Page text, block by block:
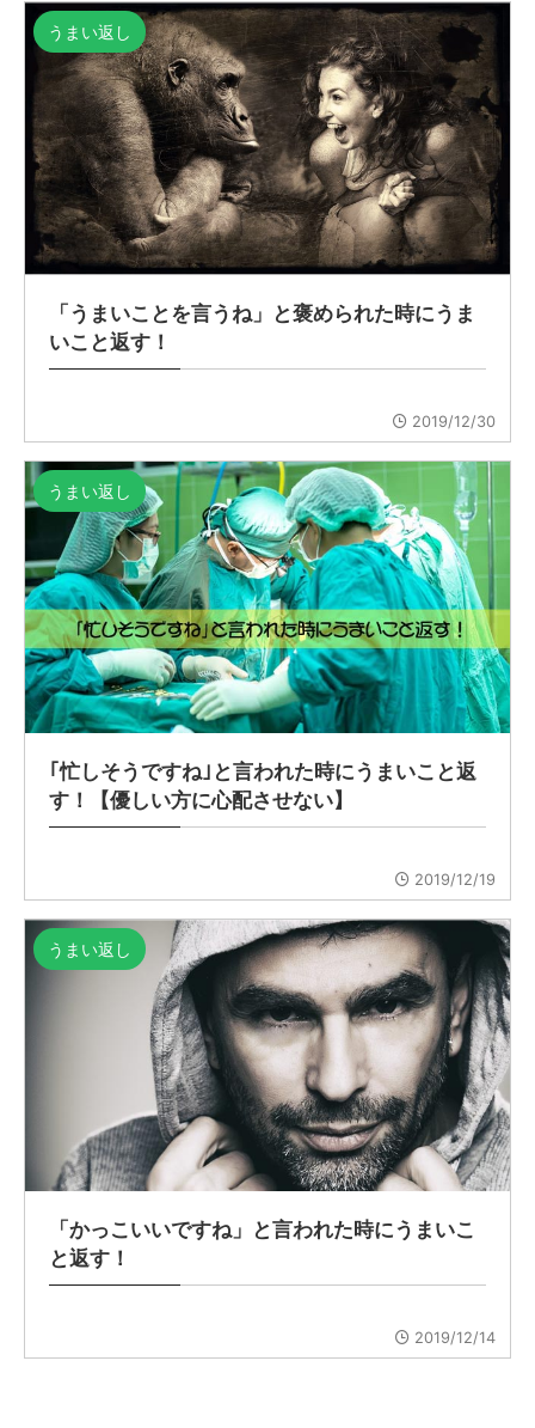
うまい返し
「うまいことを言うね」と褒められた時にうま
いこと返す！
2019/12/30
うまい返し
｢忙しそうですね｣と言われた時にうまいこと返
す！【優しい方に心配させない】
2019/12/19
うまい返し
「かっこいいですね」と言われた時にうまいこ
と返す！
2019/12/14